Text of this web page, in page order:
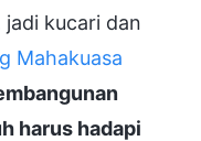
kucari dan
Mahakuasa
harus hadapi